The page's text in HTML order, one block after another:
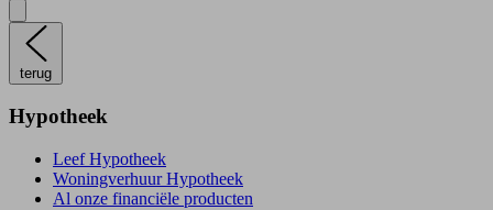
terug
Hypotheek
Leef Hypotheek
Woningverhuur Hypotheek
Al onze financiële producten